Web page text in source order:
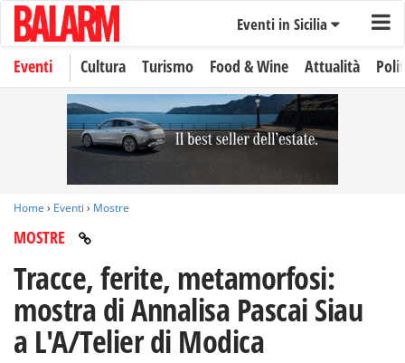
Eventi in Sicilia
Eventi Cultura Turismo Food & Wine Attualità
Home › Eventi › Mostre
MOSTRE
Tracce, ferite, metamorfosi:
mostra di Annalisa Pascai Siau
a L'A/Telier di Modica